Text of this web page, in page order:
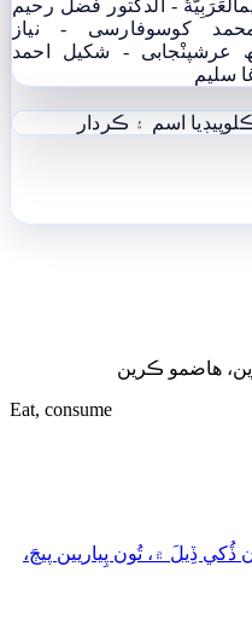
اَلْعَرَبِيَّةُ - الدکتور فضل رحیم
کوسوفارسی - نياز
عرشپنْجابی - شکیل احمد
سليم
اسم ۽ ڪردار
ھاضمو ڪرين
Eat, consume
ڏُکي ڏِيلَ ۾، تُون پِياريين پيڄَ،